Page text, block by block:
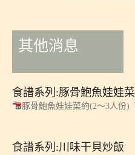
其他消息
食譜系列:豚骨鮑魚娃娃菜
豚骨鮑魚娃娃菜約(2～3人份)
食譜系列:川味干貝炒飯